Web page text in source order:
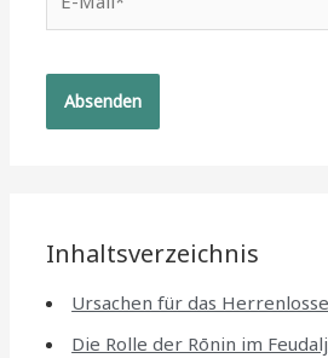
Mail*
Inhaltsverzeichnis
Ursachen für das
Die Rolle der Rōnin im